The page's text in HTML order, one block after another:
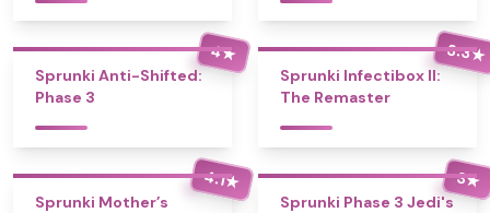
4★
Sprunki Anti-Shifted:
Phase 3
3.3★
Sprunki Infectibox II:
The Remaster
4.1★
Sprunki Mother’s
3★
Sprunki Phase 3 Jedi's